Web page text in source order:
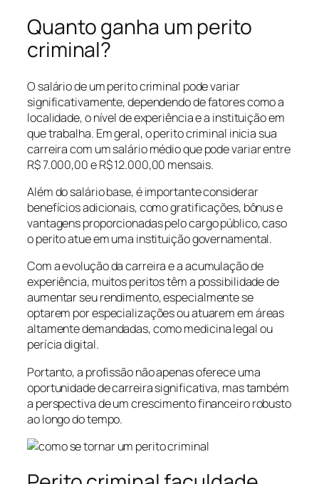
Quanto ganha um perito
criminal?
O salário de um perito criminal pode variar
significativamente, dependendo de fatores como a
localidade, o nível de experiência e a instituição em
que trabalha. Em geral, o perito criminal inicia sua
carreira com um salário médio que pode variar entre
R$ 7.000,00 e R$ 12.000,00 mensais.
Além do salário base, é importante considerar
benefícios adicionais, como gratificações, bônus e
vantagens proporcionadas pelo cargo público, caso
o perito atue em uma instituição governamental.
Com a evolução da carreira e a acumulação de
experiência, muitos peritos têm a possibilidade de
aumentar seu rendimento, especialmente se
optarem por especializações ou atuarem em áreas
altamente demandadas, como medicina legal ou
perícia digital.
Portanto, a profissão não apenas oferece uma
oportunidade de carreira significativa, mas também
a perspectiva de um crescimento financeiro robusto
ao longo do tempo.